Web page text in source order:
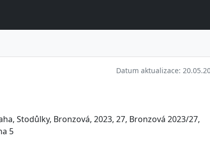
Datum aktualizace:
Stodůlky, Bronzová, 2023, 27, Bronzová 2023/27,
5